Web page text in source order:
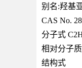
别名:羟基
CAS No.
分子式
相对分子
结构式